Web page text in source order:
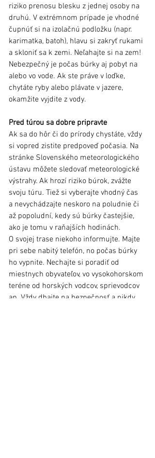
riziko prenosu blesku z jednej osoby na
druhú. V extrémnom prípade je vhodné
čupnúť si na izolačnú podložku (napr.
karimatka, batoh), hlavu si zakryť rukami
a skloniť sa k zemi. Neľahajte si na zem!
Nebezpečný je počas búrky aj pobyt na
alebo vo vode. Ak ste práve v loďke,
chytáte ryby alebo plávate v jazere,
okamžite vyjdite z vody.
Pred túrou sa dobre pripravte
Ak sa do hôr či do prírody chystáte, vždy
si vopred zistite predpoveď počasia. Na
stránke Slovenského meteorologického
ústavu môžete sledovať meteorologické
výstrahy. Ak hrozí riziko búrok, zvážte
svoju túru. Tiež si vyberajte vhodný čas
a nevychádzajte neskoro na poludnie či
až popoludní, kedy sú búrky častejšie,
ako je tomu v raňajších hodinách.
O svojej trase niekoho informujte. Majte
pri sebe nabitý telefón, no počas búrky
ho vypnite. Nechajte si poradiť od
miestnych obyvateľov, vo vysokohorskom
teréne od horských vodcov, sprievodcov
ap. Vždy dbajte na bezpečnosť a nikdy